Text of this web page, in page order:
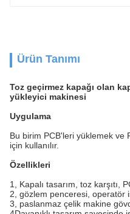
Ürün Tanımı
Toz geçirmez kapağı olan
yükleyici makinesi
Uygulama
Bu birim PCB'leri yüklemek ve
için kullanılır.
Özellikleri
1, Kapalı tasarım, toz karşıtı,
2, gözlem penceresi, operatör
3, paslanmaz çelik makine